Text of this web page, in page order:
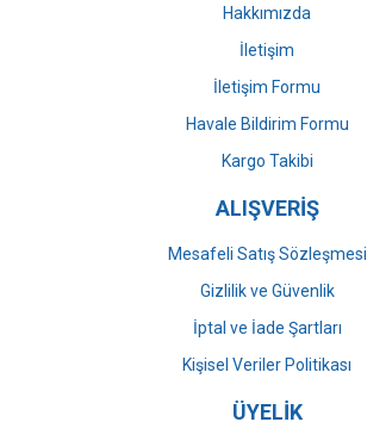
Gönder
Hakkımızda
İletişim
İletişim Formu
Havale Bildirim Formu
Kargo Takibi
ALIŞVERİŞ
Mesafeli Satış Sözleşmesi
Gizlilik ve Güvenlik
İptal ve İade Şartları
Kişisel Veriler Politikası
ÜYELİK